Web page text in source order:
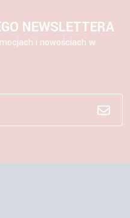
NEWSLETTERA
i nowościach w